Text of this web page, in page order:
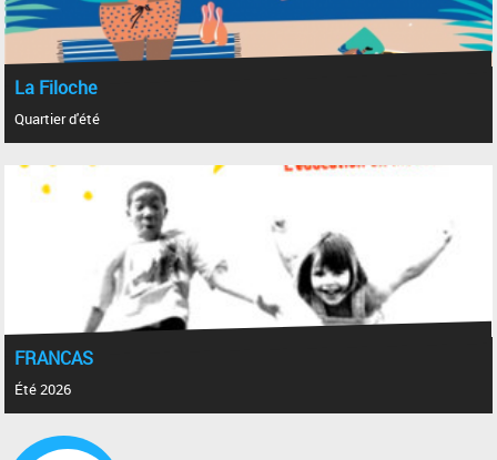
La Filoche
Quartier d'été
FRANCAS
Été 2026